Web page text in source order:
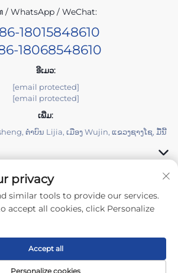
/ WhatsApp / WeChat:
18015848610
18068548610
ອີເມວ:
[email protected]
[email protected]
ເພີ່ມ:
ຕຳບົນ Lijia, ເມືອງ Wujin, ແຂວງຊາງໂຊ, ມື້ນີ້
Yuzisenhan Electronic Co.,Ltd. ສິດທິ
ກສາໄວ້ -ນະໂຍບາຍຄວາມເປັນສ່ວນຕົວ
privacy
similar tools to provide our services.
accept all cookies, click Personalize
Personalize cookies
Accept all